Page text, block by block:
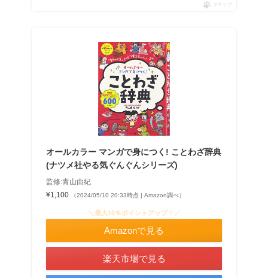
ポチップ
オールカラー マンガで身につく! ことわざ辞典
(ナツメ社やる気ぐんぐんシリーズ)
監修:青山由紀
¥1,100
（2024/05/10 20:33時点 | Amazon調べ）
＼最大10％ポイントアップ！／
Amazonで見る
楽天市場で見る